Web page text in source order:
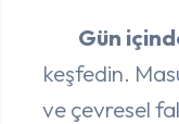
Gün
keşfedin.
ve çevresel